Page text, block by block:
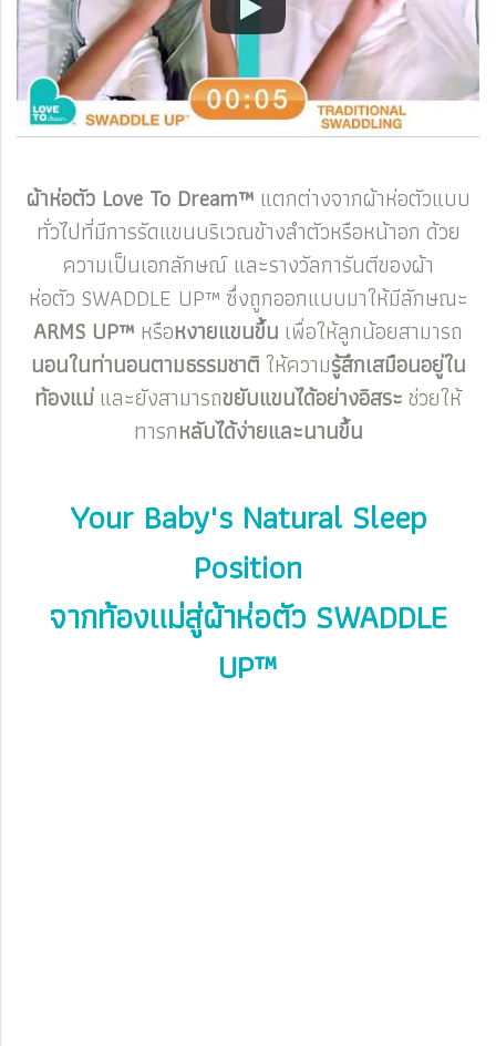
ผ้าห่อตัว Love To Dream™แตกต่างจากผ้าห่อตัวแบบ
ทั่วไปที่มีการรัดแขนบริเวณข้างลำตัวหรือหน้าอก ด้วย
ความเป็นเอกลักษณ์ และรางวัลการันตีของผ้า
ห่อตัว SWADDLE UP™ ซึ่งถูกออกแบบมาให้มีลักษณะ
ARMS UP™ หรือหงายแขนขึ้น เพื่อให้ลูกน้อยสามารถ
นอนในท่านอนตามธรรมชาติให้ความรู้สึกเสมือนอยู่ใน
ท้องแม่และยังสามารถขยับแขนได้อย่างอิสระช่วยให้
ทารกหลับได้ง่ายและนานขึ้น
Your Baby's Natural Sleep
Position
จากท้องแม่สู่ผ้าห่อตัว SWADDLE
UP™